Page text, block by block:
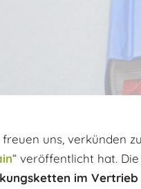
uns, verkünden
“ veröffentlicht hat. Die
im Vertrieb